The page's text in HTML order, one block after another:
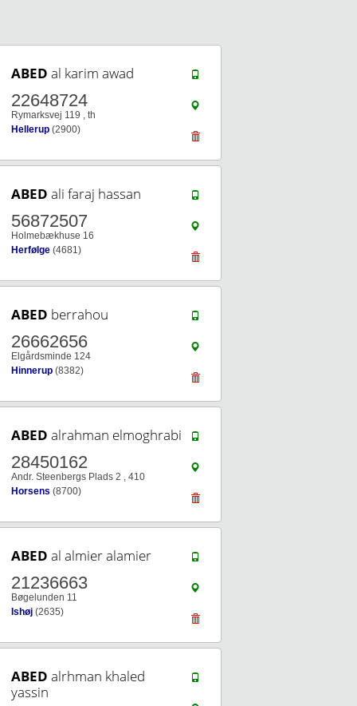
ABED al karim awad
22648724
Rymarksvej 119 , th
Hellerup (2900)
ABED ali faraj hassan
56872507
Holmebækhuse 16
Herfølge (4681)
ABED berrahou
26662656
Elgårdsminde 124
Hinnerup (8382)
ABED alrahman elmoghrabi
28450162
Andr. Steenbergs Plads 2 , 410
Horsens (8700)
ABED al almier alamier
21236663
Bøgelunden 11
Ishøj (2635)
ABED alrhman khaled
yassin